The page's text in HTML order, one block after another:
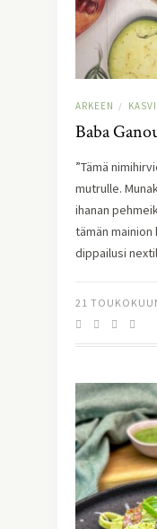
ARKEEN /
Baba
”Tämä
mutrulle.
ihanan
tämän
dippailusi
21